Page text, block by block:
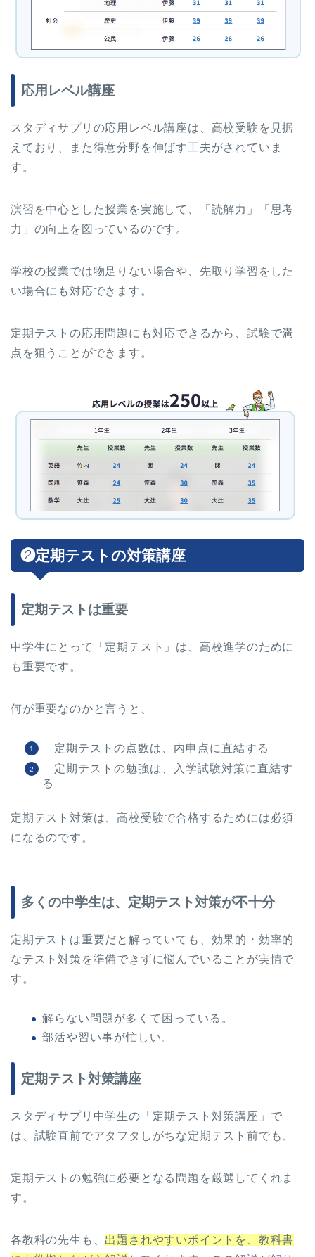
応用レベル講座
スタディサプリの応用レベル講座は、高校受験を見据
えており、また得意分野を伸ばす工夫がされていま
す。
演習を中心とした授業を実施して、「読解力」「思考
力」の向上を図っているのです。
学校の授業では物足りない場合や、先取り学習をした
い場合にも対応できます。
定期テストの応用問題にも対応できるから、試験で満
点を狙うことができます。
❷定期テストの対策講座
定期テストは重要
中学生にとって「定期テスト」は、高校進学のために
も重要です。
何が重要なのかと言うと、
定期テストの点数は、内申点に直結する
定期テストの勉強は、入学試験対策に直結す
る
定期テスト対策は、高校受験で合格するためには必須
になるのです。
多くの中学生は、定期テスト対策が不十分
定期テストは重要だと解っていても、効果的・効率的
なテスト対策を準備できずに悩んでいることが実情で
す。
解らない問題が多くて困っている。
部活や習い事が忙しい。
定期テスト対策講座
スタディサプリ中学生の「定期テスト対策講座」で
は、試験直前でアタフタしがちな定期テスト前でも、
定期テストの勉強に必要となる問題を厳選してくれま
す。
各教科の先生も、 出題されやすいポイントを、教科書